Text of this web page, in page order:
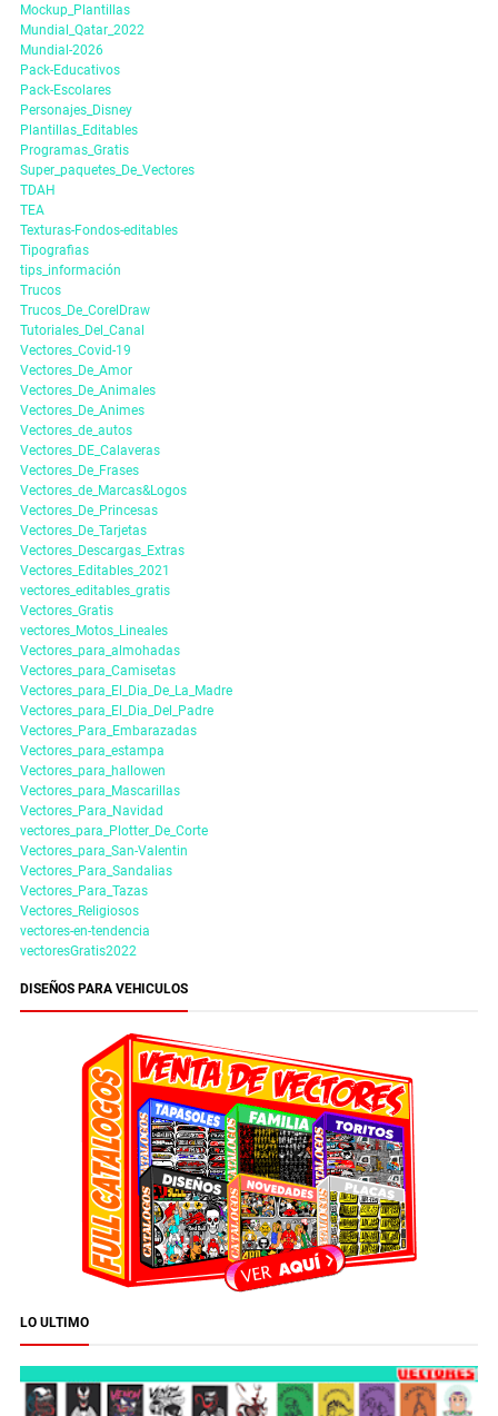
Mockup_Plantillas
Mundial_Qatar_2022
Mundial-2026
Pack-Educativos
Pack-Escolares
Personajes_Disney
Plantillas_Editables
Programas_Gratis
Super_paquetes_De_Vectores
TDAH
TEA
Texturas-Fondos-editables
Tipografias
tips_información
Trucos
Trucos_De_CorelDraw
Tutoriales_Del_Canal
Vectores_Covid-19
Vectores_De_Amor
Vectores_De_Animales
Vectores_De_Animes
Vectores_de_autos
Vectores_DE_Calaveras
Vectores_De_Frases
Vectores_de_Marcas&Logos
Vectores_De_Princesas
Vectores_De_Tarjetas
Vectores_Descargas_Extras
Vectores_Editables_2021
vectores_editables_gratis
Vectores_Gratis
vectores_Motos_Lineales
Vectores_para_almohadas
Vectores_para_Camisetas
Vectores_para_El_Dia_De_La_Madre
Vectores_para_El_Dia_Del_Padre
Vectores_Para_Embarazadas
Vectores_para_estampa
Vectores_para_hallowen
Vectores_para_Mascarillas
Vectores_Para_Navidad
vectores_para_Plotter_De_Corte
Vectores_para_San-Valentin
Vectores_Para_Sandalias
Vectores_Para_Tazas
Vectores_Religiosos
vectores-en-tendencia
vectoresGratis2022
DISEÑOS PARA VEHICULOS
LO ULTIMO